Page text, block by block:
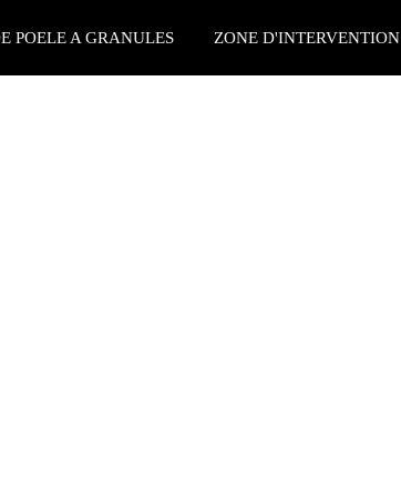
POELE A GRANULES ZONE D'INTERVENTION